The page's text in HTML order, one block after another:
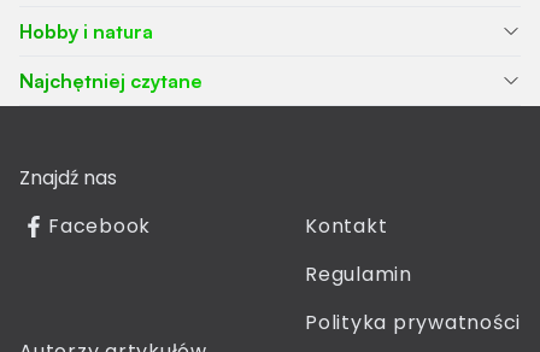
Hobby i natura
Najchętniej czytane
Znajdź nas
Facebook
Kontakt
Regulamin
Polityka prywatności